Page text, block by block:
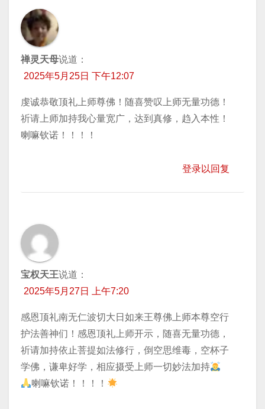
禅灵天母说道：
2025年5月25日 下午12:07
虔诚恭敬顶礼上师尊佛！随喜赞叹上师无量功德！
祈请上师加持我心量宽广，达到真修，趋入本性！
喇嘛钦诺！！！！
登录以回复
宝权天王说道：
2025年5月27日 上午7:20
感恩顶礼南无仁波切大日如来王尊佛上师本尊空行
护法善神们！感恩顶礼上师开示，随喜无量功德，
祈请加持依止菩提如法修行，倒空思维毒，空杯子
学佛，谦卑好学，相应摄受上师一切妙法加持
喇嘛钦诺！！！！